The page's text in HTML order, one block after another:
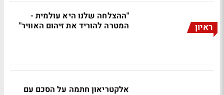
ראיון
"ההצלחה שלנו היא עולמית -
המטרה להוריד את זיהום האוויר"
אלקטריאון חתמה על הסכם עם